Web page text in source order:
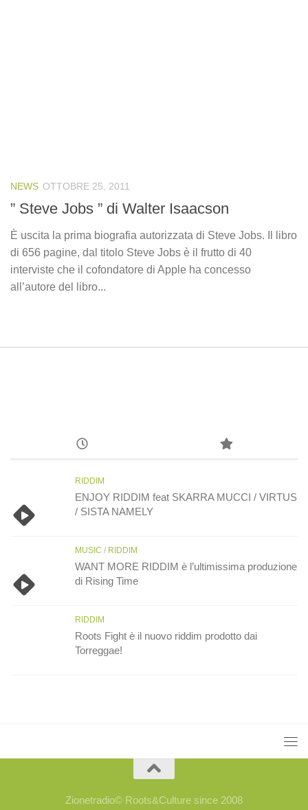
NEWS OTTOBRE 25, 2011
” Steve Jobs ” di Walter Isaacson
È uscita la prima biografia autorizzata di Steve Jobs. Il libro
di 656 pagine, dal titolo Steve Jobs è il frutto di 40
interviste che il cofondatore di Apple ha concesso
all’autore del libro...
RIDDIM
ENJOY RIDDIM feat SKARRA MUCCI / VIRTUS
/ SISTA NAMELY
MUSIC / RIDDIM
WANT MORE RIDDIM è l’ultimissima produzione
di Rising Time
RIDDIM
Roots Fight è il nuovo riddim prodotto dai
Torreggae!
Zionetradio© Roots&Culture since 2008